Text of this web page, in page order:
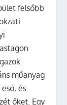
felsőbb
műanyag
és
őket. Egy